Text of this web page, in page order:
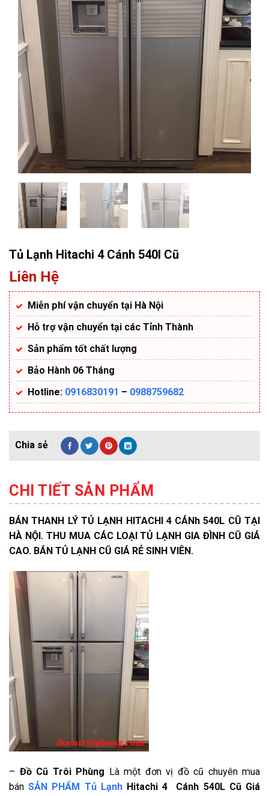
Tủ Lạnh Hitachi 4 Cánh 540l Cũ
Liên Hệ
Miễn phí vận chuyển tại Hà Nội
Hỗ trợ vận chuyển tại các Tỉnh Thành
Sản phẩm tốt chất lượng
Bảo Hành 06 Tháng
Hotline: 0916830191 – 0988759682
CHI TIẾT SẢN PHẨM
BÁN THANH LÝ TỦ LẠNH HITACHI 4 CÁNh 540L CŨ TẠI
HÀ NỘI. THU MUA CÁC LOẠI TỦ LẠNH GIA ĐÌNH CŨ GIÁ
CAO. BÁN TỦ LẠNH CŨ GIÁ RẺ SINH VIÊN.
– Đồ Cũ Trôi Phùng Là một đơn vị đồ cũ chuyên mua
bánSẢN PHẨM Tủ LạnhHitachi 4 Cánh 540L Cũ Giá